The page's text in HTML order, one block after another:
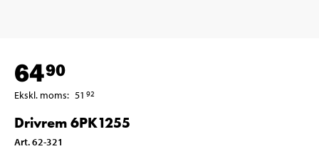
6490
Ekskl. moms: 51 92
Drivrem 6PK1255
Art.62-321